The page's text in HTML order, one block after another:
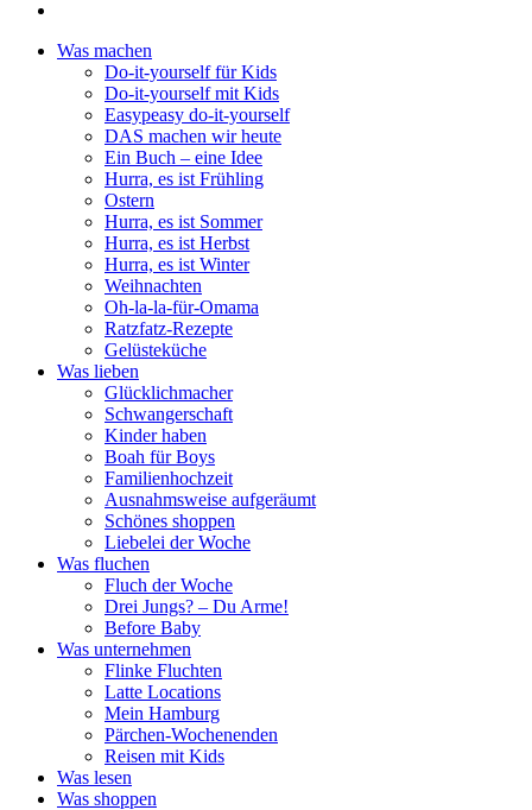
Was machen
Do-it-yourself für Kids
Do-it-yourself mit Kids
Easypeasy do-it-yourself
DAS machen wir heute
Ein Buch – eine Idee
Hurra, es ist Frühling
Ostern
Hurra, es ist Sommer
Hurra, es ist Herbst
Hurra, es ist Winter
Weihnachten
Oh-la-la-für-Omama
Ratzfatz-Rezepte
Gelüsteküche
Was lieben
Glücklichmacher
Schwangerschaft
Kinder haben
Boah für Boys
Familienhochzeit
Ausnahmsweise aufgeräumt
Schönes shoppen
Liebelei der Woche
Was fluchen
Fluch der Woche
Drei Jungs? – Du Arme!
Before Baby
Was unternehmen
Flinke Fluchten
Latte Locations
Mein Hamburg
Pärchen-Wochenenden
Reisen mit Kids
Was lesen
Was shoppen